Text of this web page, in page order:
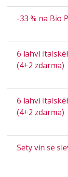
-33 % na Bio
6 lahví
(4+2 zdarma)
6 lahví
(4+2 zdarma)
Sety vín se